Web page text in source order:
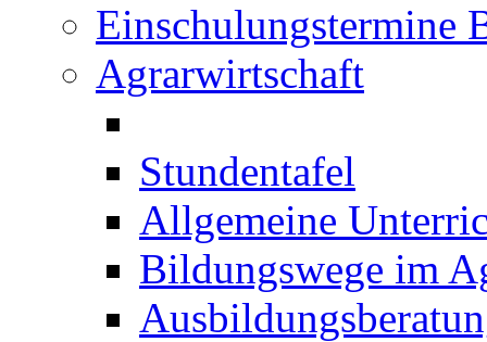
Einschulungstermine
Agrarwirtschaft
Stundentafel
Allgemeine
Bildungswege im